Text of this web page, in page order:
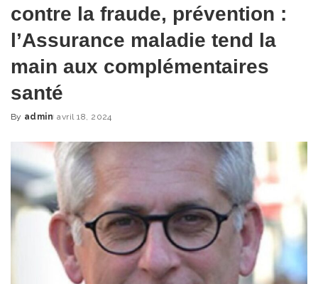
contre la fraude, prévention :
l’Assurance maladie tend la
main aux complémentaires
santé
Posted
By admin avril 18, 2024